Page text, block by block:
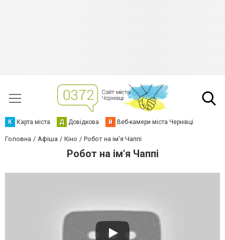
К Карта міста Д Довідкова В Веб-камери міста Чернівці
Головна Афіша Кіно Робот на ім'я Чаппі
Робот на ім'я Чаппі